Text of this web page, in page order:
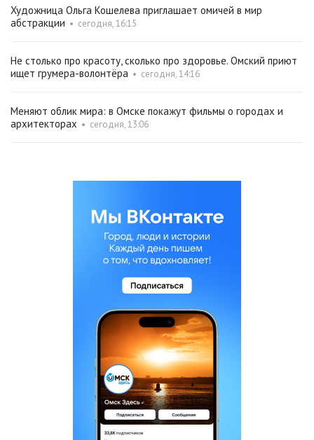
Художница Ольга Кошелева приглашает омичей в мир
абстракции • сегодня, 16:15
Не столько про красоту, сколько про здоровье. Омский приют
ищет грумера-волонтёра • сегодня, 14:16
Меняют облик мира: в Омске покажут фильмы о городах и
архитекторах • сегодня, 13:06